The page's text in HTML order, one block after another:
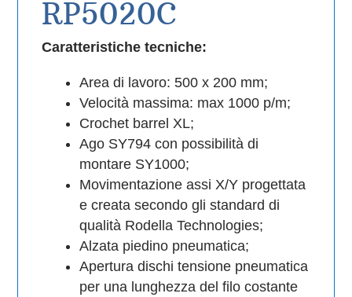
RP5020C
Caratteristiche tecniche:
Area di lavoro: 500 x 200 mm;
Velocità massima: max 1000 p/m;
Crochet barrel XL;
Ago SY794 con possibilità di
montare SY1000;
Movimentazione assi X/Y progettata
e creata secondo gli standard di
qualità Rodella Technologies;
Alzata piedino pneumatica;
Apertura dischi tensione pneumatica
per una lunghezza del filo costante